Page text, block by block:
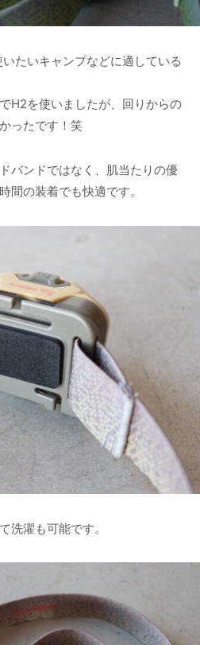
たいキャンプなどに適している
H2を使いましたが、回りからの
ったです！笑
バンドではなく、肌当たりの優
間の装着でも快適です。
洗濯も可能です。